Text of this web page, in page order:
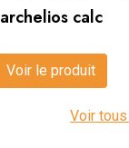
archelios calc
Voir le produit
Voir